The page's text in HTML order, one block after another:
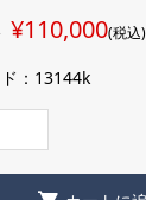
¥110,000(税込)
：13144k